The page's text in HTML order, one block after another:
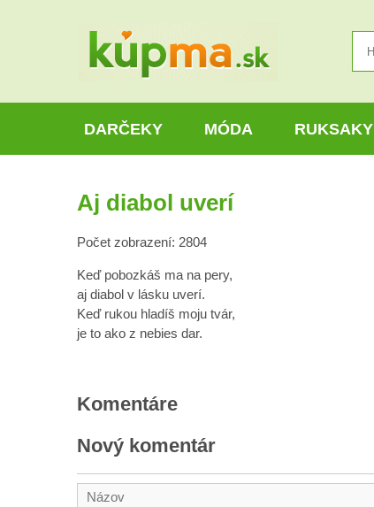
DARČEKY MÓDA RUKSAKY
Aj diabol uverí
Počet zobrazení: 2804
Keď pobozkáš ma na pery,
aj diabol v lásku uverí.
Keď rukou hladíš moju tvár,
je to ako z nebies dar.
Komentáre
Nový komentár